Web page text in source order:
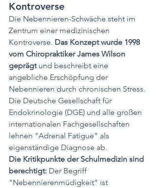
Kontroverse
Die Nebennieren-Schwäche steht im
Zentrum einer medizinischen
Kontroverse. Das Konzept wurde 1998
vom Chiropraktiker James Wilson
geprägt und beschreibt eine
angebliche Erschöpfung der
Nebennieren durch chronischen Stress.
Die Deutsche Gesellschaft für
Endokrinologie (DGE) und alle großen
internationalen Fachgesellschaften
lehnen "Adrenal Fatigue" als
eigenständige Diagnose ab.
Die Kritikpunkte der Schulmedizin sind
berechtigt: Der Begriff
"Nebennierenmüdigkeit" ist